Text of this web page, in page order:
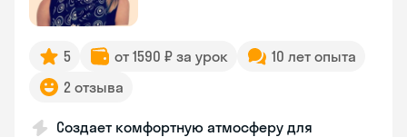
5 от 1590 ₽ за урок
10 лет опыта
2 отзыва
Создает комфортную атмосферу для